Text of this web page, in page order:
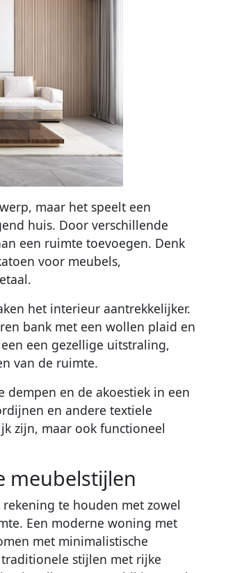
maar het speelt een
huis. Door verschillende
een ruimte toevoegen. Denk
voor meubels,
het interieur aantrekkelijker.
bank met een wollen plaid en
een gezellige uitstraling,
van de ruimte.
en de akoestiek in een
en andere textiele
zijn, maar ook functioneel
meubelstijlen
te houden met zowel
Een moderne woning met
met minimalistische
stijlen met rijke